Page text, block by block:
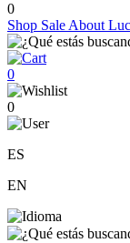
0
Shop Sale About
0
0
ES
EN